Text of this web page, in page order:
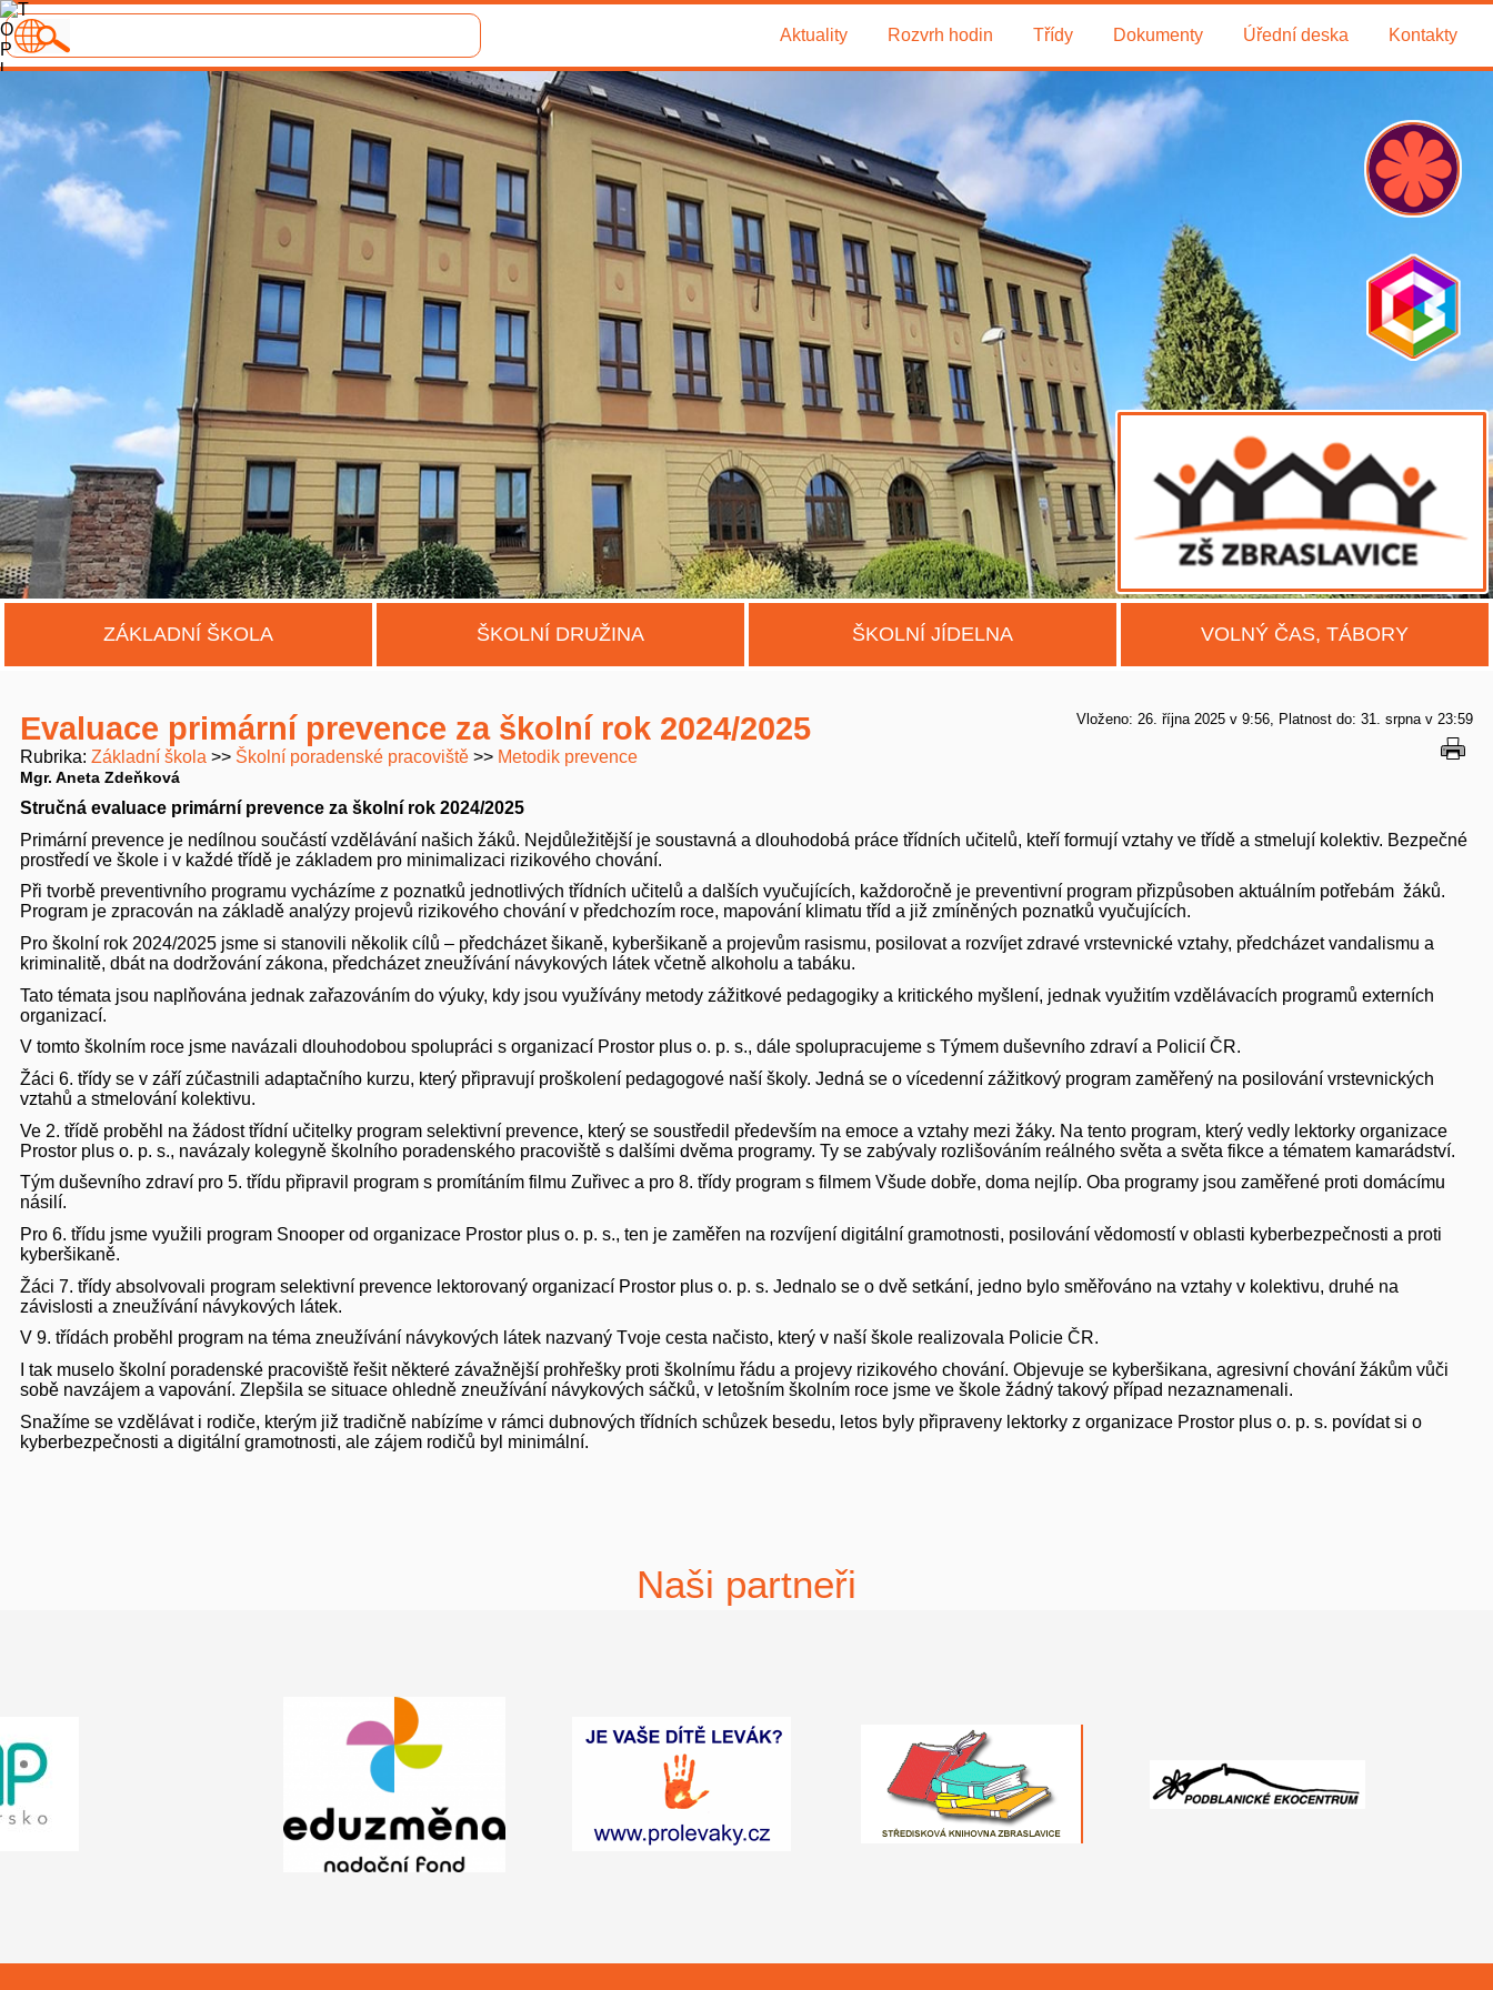
Aktuality Rozvrh hodin Třídy Dokumenty Úřední deska Kontakty
ZÁKLADNÍ ŠKOLA ŠKOLNÍ DRUŽINA ŠKOLNÍ JÍDELNA VOLNÝ ČAS, TÁBORY
Evaluace primární prevence za školní rok 2024/2025
Rubrika Základní škola Školní poradenské pracoviště Metodik prevence
Mgr. Aneta Zdeňková
Vloženo: 26. října 2025 v 9:56 Platnost do: 31. srpna v 23:59
Stručná evaluace primární prevence za školní rok 2024/2025
Primární prevence je nedílnou součástí vzdělávání našich žáků. Nejdůležitější je soustavná a dlouhodobá práce třídních učitelů, kteří formují vztahy ve třídě a stmelují kolektiv. Bezpečné
prostředí ve škole i v každé třídě je základem pro minimalizaci rizikového chování.
Při tvorbě preventivního programu vycházíme z poznatků jednotlivých třídních učitelů a dalších vyučujících, každoročně je preventivní program přizpůsoben aktuálním potřebám žáků.
Program je zpracován na základě analýzy projevů rizikového chování v předchozím roce, mapování klimatu tříd a již zmíněných poznatků vyučujících.
Pro školní rok 2024/2025 jsme si stanovili několik cílů – předcházet šikaně, kyberšikaně a projevům rasismu, posilovat a rozvíjet zdravé vrstevnické vztahy, předcházet vandalismu a
kriminalitě, dbát na dodržování zákona, předcházet zneužívání návykových látek včetně alkoholu a tabáku.
Tato témata jsou naplňována jednak zařazováním do výuky, kdy jsou využívány metody zážitkové pedagogiky a kritického myšlení, jednak využitím vzdělávacích programů externích
organizací.
V tomto školním roce jsme navázali dlouhodobou spolupráci s organizací Prostor plus o. p. s., dále spolupracujeme s Týmem duševního zdraví a Policií ČR.
Žáci 6. třídy se v září zúčastnili adaptačního kurzu, který připravují proškolení pedagogové naší školy. Jedná se o vícedenní zážitkový program zaměřený na posilování vrstevnických
vztahů a stmelování kolektivu.
Ve 2. třídě proběhl na žádost třídní učitelky program selektivní prevence, který se soustředil především na emoce a vztahy mezi žáky. Na tento program, který vedly lektorky organizace
Prostor plus o. p. s., navázaly kolegyně školního poradenského pracoviště s dalšími dvěma programy. Ty se zabývaly rozlišováním reálného světa a světa fikce a tématem kamarádství.
Tým duševního zdraví pro 5. třídu připravil program s promítáním filmu Zuřivec a pro 8. třídy program s filmem Všude dobře, doma nejlíp. Oba programy jsou zaměřené proti domácímu
násilí.
Pro 6. třídu jsme využili program Snooper od organizace Prostor plus o. p. s., ten je zaměřen na rozvíjení digitální gramotnosti, posilování vědomostí v oblasti kyberbezpečnosti a proti
kyberšikaně.
Žáci 7. třídy absolvovali program selektivní prevence lektorovaný organizací Prostor plus o. p. s. Jednalo se o dvě setkání, jedno bylo směřováno na vztahy v kolektivu, druhé na
závislosti a zneužívání návykových látek.
V 9. třídách proběhl program na téma zneužívání návykových látek nazvaný Tvoje cesta načisto, který v naší škole realizovala Policie ČR.
I tak muselo školní poradenské pracoviště řešit některé závažnější prohřešky proti školnímu řádu a projevy rizikového chování. Objevuje se kyberšikana, agresivní chování žákům vůči
sobě navzájem a vapování. Zlepšila se situace ohledně zneužívání návykových sáčků, v letošním školním roce jsme ve škole žádný takový případ nezaznamenali.
Snažíme se vzdělávat i rodiče, kterým již tradičně nabízíme v rámci dubnových třídních schůzek besedu, letos byly připraveny lektorky z organizace Prostor plus o. p. s. povídat si o
kyberbezpečnosti a digitální gramotnosti, ale zájem rodičů byl minimální.
Naši partneři